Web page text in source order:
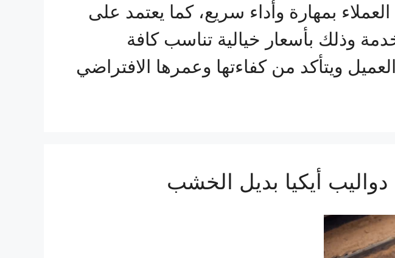
بمهارة وأداء سريع، كما يعتمد على
وذلك بأسعار خيالية تناسب كافة
ويتأكد من كفاءتها وعمرها الافتراضي
أيكيا بديل الخشب